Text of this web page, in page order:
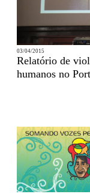
03/04/2015
Relatório de
humanos no